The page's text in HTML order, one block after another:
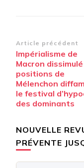
Navigation
d’article
Article précédent
Impérialisme de
Macron
positions de
Mélenchon
le festival
des dominants
NOUVELLE
PRÉVENTE